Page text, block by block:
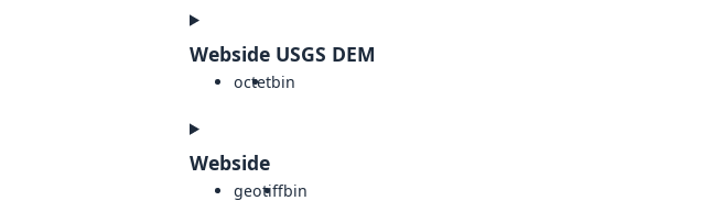
Webside USGS DEM
octetbin
Webside
geotiffbin